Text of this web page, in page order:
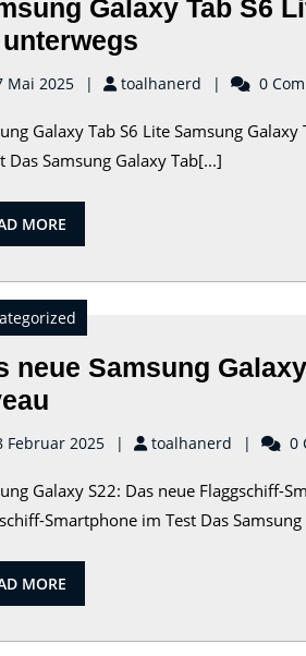
Galaxy Tab S6
Galaxy
S6
Lite:
Mai 2025 toalhanerd toalhanerd
0
Galaxy Tab S6 Lite Samsung
Das Samsung Galaxy Tab[...]
MORE
MORE
neue Samsung
neue
Galaxy
S22:
Technologie
auf
Februar 2025 toalhanerd 0
Galaxy S22: Das neue Flaggschiff-
Smartphone im Test Das
MORE
MORE